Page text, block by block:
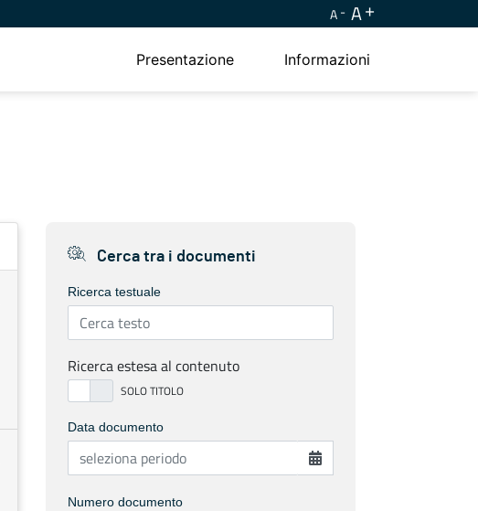
A A
Presentazione Informazioni
Cerca tra i documenti
Ricerca testuale
Ricerca estesa al contenuto
Data documento
Numero documento